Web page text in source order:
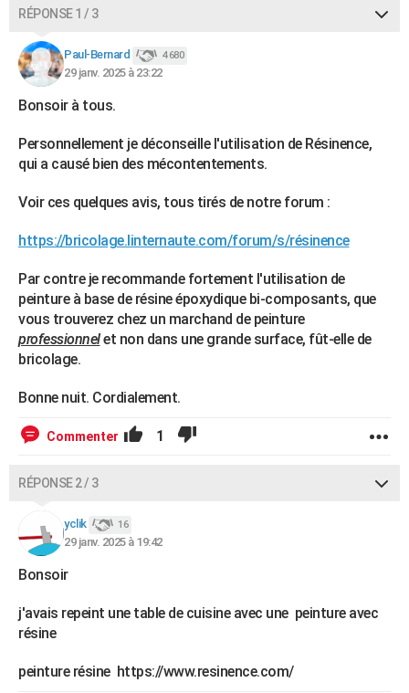
Bricolage
Lifestyle
Culture
Sport
Auto
Television
Voyage
Cinema
RÉPONSE 1 / 3
Paul-Bernard 4 680
29 janv. 2025 à 23:22
Bonsoir à tous.
Personnellement je déconseille l'utilisation de Résinence,
qui a causé bien des mécontentements.
Voir ces quelques avis, tous tirés de notre forum :
https://bricolage.linternaute.com/forum/s/résinence
Par contre je recommande fortement l'utilisation de
peinture à base de résine époxydique bi-composants, que
vous trouverez chez un marchand de peinture
professionnelet non dans une grande surface, fût-elle de
bricolage.
Bonne nuit. Cordialement.
Commenter 1
RÉPONSE 2 / 3
yclik 16
29 janv. 2025 à 19:42
Bonsoir
j'avais repeint une table de cuisine avec une peinture avec
résine
peinture résine https://www.resinence.com/